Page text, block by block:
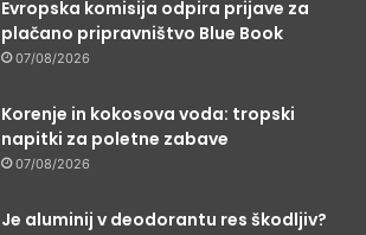
Evropska komisija odpira prijave za
plačano pripravništvo Blue Book
07/08/2026
Korenje in kokosova voda: tropski
napitki za poletne zabave
07/08/2026
Je aluminij v deodorantu res škodljiv?